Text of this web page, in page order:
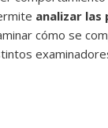
analizar las
cómo se